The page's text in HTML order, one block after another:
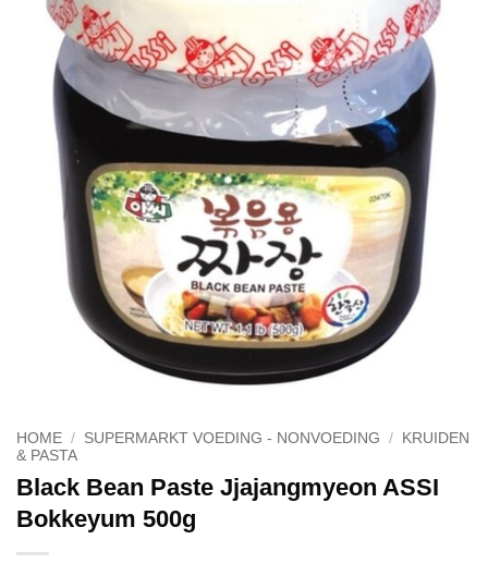
HOME / SUPERMARKT VOEDING - NONVOEDING / KRUIDEN
& PASTA
Black Bean Paste Jjajangmyeon ASSI
Bokkeyum 500g